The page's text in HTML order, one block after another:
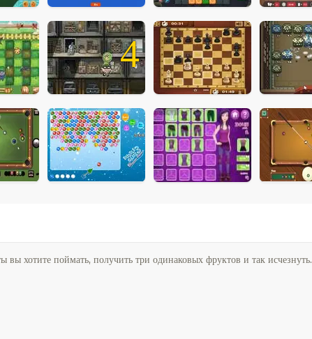
4
хотите поймать, получить три одинаковых фруктов и так исчезнуть.